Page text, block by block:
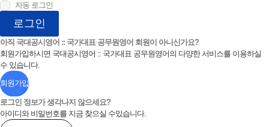
자동 로그인
로그인
아직 국대공시영어 :: 국가대표 공무원영어 회원이 아니신가요?
회원가입하시면 국대공시영어 :: 국가대표 공무원영어의 다양한 서비스를 이용하실
수 있습니다.
회원가입
로그인 정보가 생각나지 않으세요?
아이디와 비밀번호를 지금 찾으실 수있습니다.